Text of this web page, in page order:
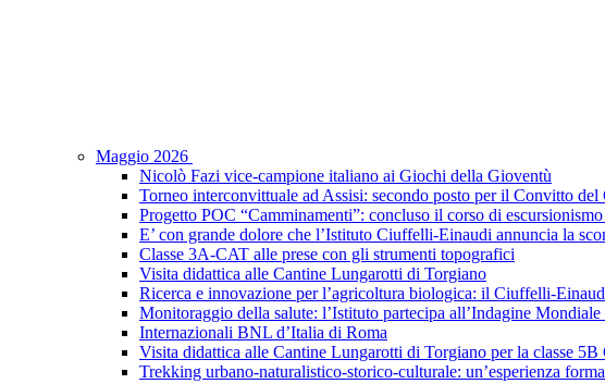
Maggio 2026
Nicolò Fazi vice-campione italiano ai Giochi della Gioventù
Torneo interconvittuale ad Assisi: secondo posto per il Convitto
Progetto POC “Camminamenti”: concluso il corso di
E’ con grande dolore che l’Istituto Ciuffelli-Einaudi annuncia la
Classe 3A-CAT alle prese con gli strumenti topografici
Visita didattica alle Cantine Lungarotti di Torgiano
Ricerca e innovazione per l’agricoltura biologica: il Ciuffelli-
Monitoraggio della salute: l’Istituto partecipa all’Indagine
Internazionali BNL d’Italia di Roma
Visita didattica alle Cantine Lungarotti di Torgiano per la classe 5B
Trekking urbano-naturalistico-storico-culturale: un’esperienza